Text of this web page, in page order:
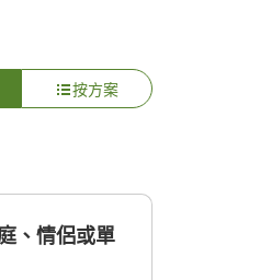
按方案
、情侶或單